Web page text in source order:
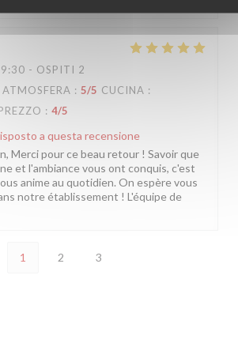
- OSPITI 2
ATMOSFERA : 5/5 CUCINA :
: 4/5
a questa recensione
Merci pour ce beau retour ! Savoir que
et l'ambiance vous ont conquis, c'est
anime au quotidien. On espère vous
notre établissement ! L'équipe de
1 2 3